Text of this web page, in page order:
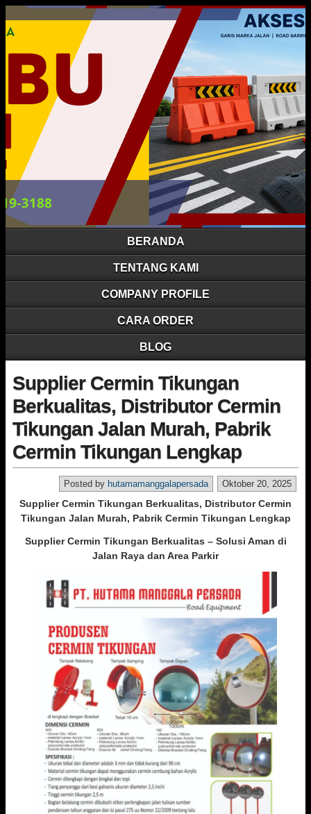
BERANDA
TENTANG KAMI
COMPANY PROFILE
CARA ORDER
BLOG
Supplier Cermin Tikungan
Berkualitas, Distributor Cermin
Tikungan Jalan Murah, Pabrik
Cermin Tikungan Lengkap
Oktober 20, 2025
Posted by hutamamanggalapersada
Supplier Cermin Tikungan Berkualitas, Distributor Cermin
Tikungan Jalan Murah, Pabrik Cermin Tikungan Lengkap
Supplier Cermin Tikungan Berkualitas – Solusi Aman di
Jalan Raya dan Area Parkir